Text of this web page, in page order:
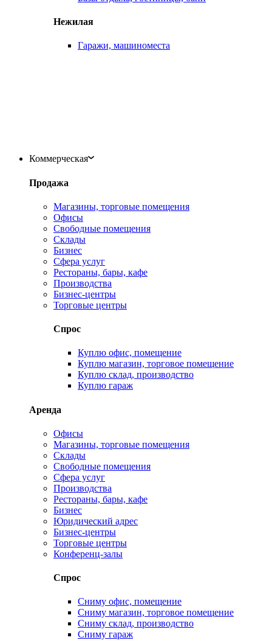
Нежилая
Гаражи, машиноместа
Коммерческая
Продажа
Магазины, торговые помещения
Офисы
Свободные помещения
Склады
Бизнес
Сфера услуг
Рестораны, бары, кафе
Производства
Бизнес-центры
Торговые центры
Спрос
Куплю офис, помещение
Куплю магазин, торговое помещение
Куплю склад, производство
Куплю гараж
Аренда
Офисы
Магазины, торговые помещения
Склады
Свободные помещения
Сфера услуг
Производства
Рестораны, бары, кафе
Бизнес
Юридический адрес
Бизнес-центры
Торговые центры
Конференц-залы
Спрос
Сниму офис, помещение
Сниму магазин, торговое помещение
Сниму склад, производство
Сниму гараж